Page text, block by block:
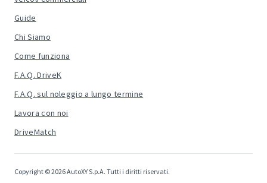
Guide
Chi Siamo
Come funziona
F.A.Q. DriveK
F.A.Q. sul noleggio a lungo termine
Lavora con noi
DriveMatch
Copyright © 2026 AutoXY S.p.A. Tutti i diritti riservati.